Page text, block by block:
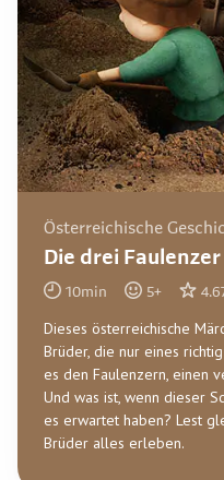
Österreichische
Die drei Faulenzer
10min 5+
Dieses österreichische
Brüder, die nur eines
es den Faulenzern, einen
Und was ist, wenn dieser
es erwartet haben? Lest
Brüder alles erleben.